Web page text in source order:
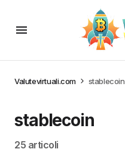
Valutevirtuali.com stablecoin
stablecoin
25 articoli